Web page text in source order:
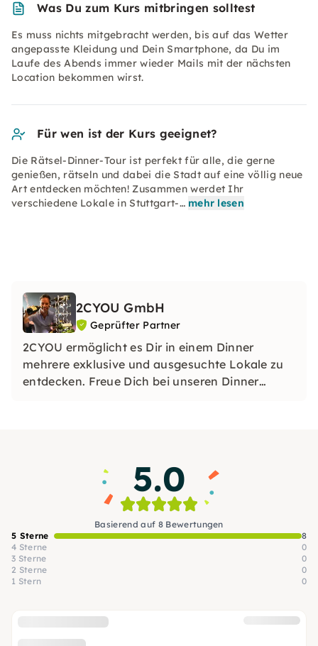
Was Du zum Kurs mitbringen solltest
Es muss nichts mitgebracht werden, bis auf das Wetter
angepasste Kleidung und Dein Smartphone, da Du im
Laufe des Abends immer wieder Mails mit der nächsten
Location bekommen wirst.
Für wen ist der Kurs geeignet?
Die Rätsel-Dinner-Tour ist perfekt für alle, die gerne
genießen, rätseln und dabei die Stadt auf eine völlig neue
Art entdecken möchten! Zusammen werdet Ihr
verschiedene Lokale in Stuttgart-… mehr lesen
2CYOU GmbH
Geprüfter Partner
2CYOU ermöglicht es Dir in einem Dinner
mehrere exklusive und ausgesuchte Lokale zu
entdecken. Freue Dich bei unseren Dinner
5.0
Basierend auf 8 Bewertungen
5 Sterne
8
4 Sterne
0
3 Sterne
0
2 Sterne
0
1 Stern
0